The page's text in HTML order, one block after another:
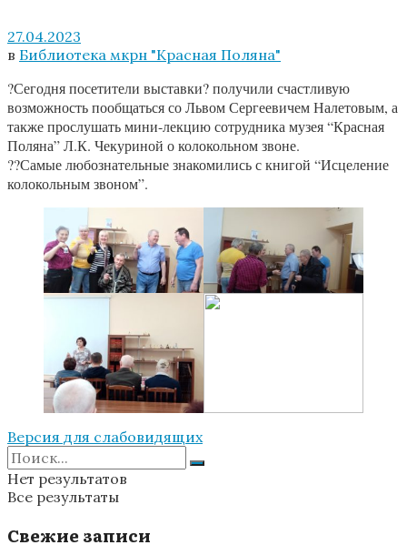
27.04.2023
в Библиотека мкрн "Красная Поляна"
?Сегодня посетители выставки? получили счастливую
возможность пообщаться со Львом Сергеевичем Налетовым, а
также прослушать мини-лекцию сотрудника музея “Красная
Поляна” Л.К. Чекуриной о колокольном звоне.
??Самые любознательные знакомились с книгой “Исцеление
колокольным звоном”.
Версия для слабовидящих
Нет результатов
Все результаты
Свежие записи